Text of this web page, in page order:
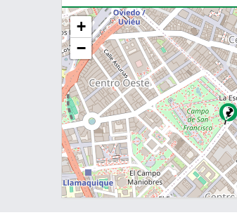
+
−